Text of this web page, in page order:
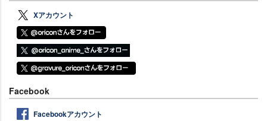
Xアカウント
Facebook
Facebookアカウント